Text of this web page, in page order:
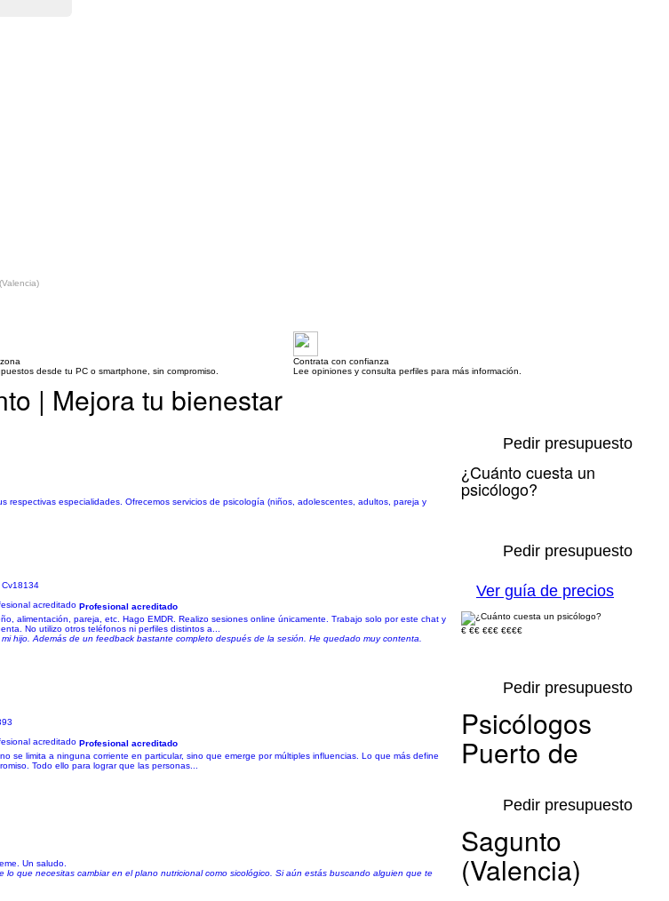
desde tu PC o smartphone, sin compromiso.
Contrata con confianza
Lee opiniones y consulta perfiles para más información.
| Mejora tu bienestar
especialidades. Ofrecemos servicios de psicología (niños, adolescentes, adultos, pareja y
Pedir presupuesto
Cv18134
Profesional acreditado
alimentación, pareja, etc. Hago EMDR. Realizo sesiones online únicamente. Trabajo solo por este chat y
No utilizo otros teléfonos ni perfiles distintos a...
hijo. Además de un feedback bastante completo después de la sesión. He quedado muy contenta.
Pedir presupuesto
Profesional acreditado
limita a ninguna corriente en particular, sino que emerge por múltiples influencias. Lo que más define
Todo ello para lograr que las personas...
Pedir presupuesto
Un saludo.
que necesitas cambiar en el plano nutricional como sicológico. Si aún estás buscando alguien que te
Pedir presupuesto
¿Cuánto cuesta un
psicólogo?
Ver guía de precios
€ €€ €€€ €€€€
Psicólogos
Puerto de
Sagunto
(Valencia)